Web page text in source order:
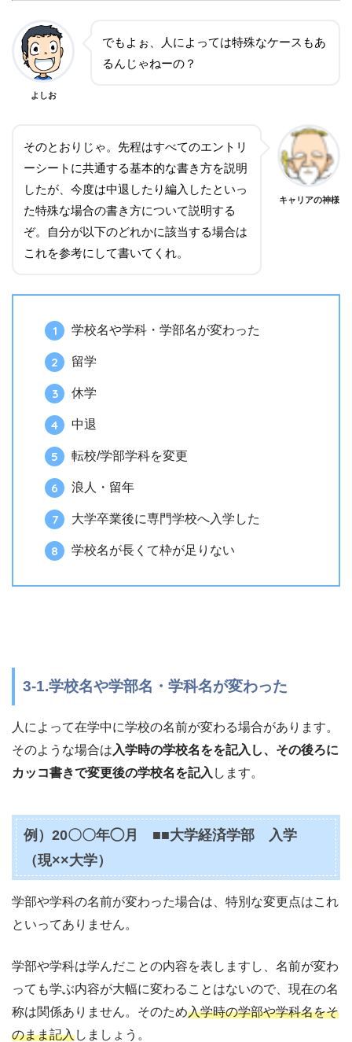
よしお
でもよぉ、人によっては特殊なケースもあ
るんじゃねーの？
そのとおりじゃ。先程はすべてのエントリ
ーシートに共通する基本的な書き方を説明
したが、今度は中退したり編入したといっ
た特殊な場合の書き方について説明する
ぞ。自分が以下のどれかに該当する場合は
これを参考にして書いてくれ。
キャリアの神様
学校名や学科・学部名が変わった
留学
休学
中退
転校/学部学科を変更
浪人・留年
大学卒業後に専門学校へ入学した
学校名が長くて枠が足りない
3-1.学校名や学部名・学科名が変わった
人によって在学中に学校の名前が変わる場合があります。
そのような場合は 入学時の学校名をを記入し、その後ろに
カッコ書きで変更後の学校名を記入 します。
例）20〇〇年◯月 ■■大学経済学部 入学
（現××大学）
学部や学科の名前が変わった場合は、特別な変更点はこれ
といってありません。
学部や学科は学んだことの内容を表しますし、名前が変わ
っても学ぶ内容が大幅に変わることはないので、現在の名
称は関係ありません。そのため入学時の学部や学科名をそ
のまま記入しましょう。